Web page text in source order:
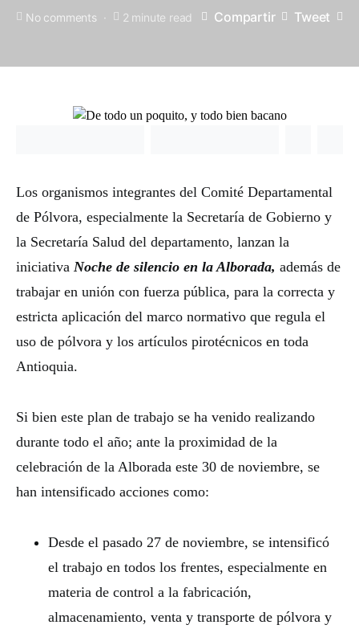
No comments 2 minute read Compartir Tweet
Los organismos integrantes del Comité Departamental
de Pólvora, especialmente la Secretaría de Gobierno y
la Secretaría Salud del departamento, lanzan la
iniciativa Noche de silencio en la Alborada, además de
trabajar en unión con fuerza pública, para la correcta y
estricta aplicación del marco normativo que regula el
uso de pólvora y los artículos pirotécnicos en toda
Antioquia.
Si bien este plan de trabajo se ha venido realizando
durante todo el año; ante la proximidad de la
celebración de la Alborada este 30 de noviembre, se
han intensificado acciones como:
Desde el pasado 27 de noviembre, se intensificó
el trabajo en todos los frentes, especialmente en
materia de control a la fabricación,
almacenamiento, venta y transporte de pólvora y